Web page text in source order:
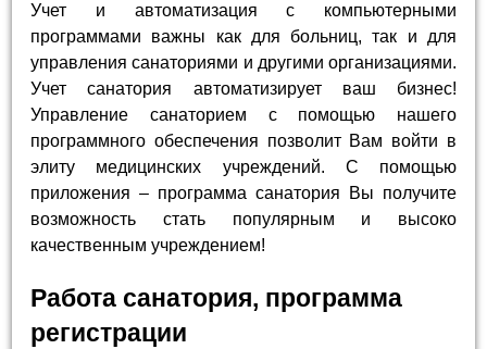
Учет и автоматизация с компьютерными
программами важны как для больниц, так и для
управления санаториями и другими организациями.
Учет санатория автоматизирует ваш бизнес!
Управление санаторием с помощью нашего
программного обеспечения позволит Вам войти в
элиту медицинских учреждений. С помощью
приложения – программа санатория Вы получите
возможность стать популярным и высоко
качественным учреждением!
Работа санатория, программа
регистрации